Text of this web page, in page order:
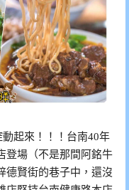
起來！！！台南40年
登場（不是那間阿銘牛
德賢街的巷子中，還沒